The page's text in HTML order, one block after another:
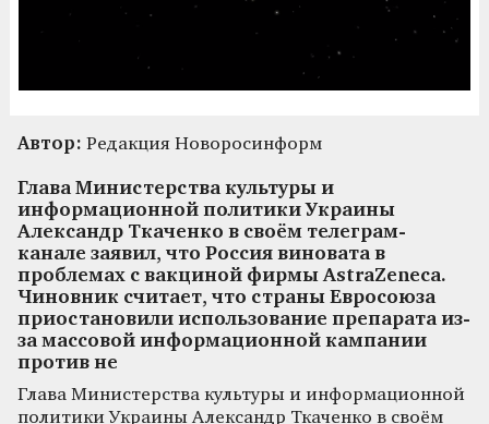
Автор: Редакция Новоросинформ
Глава Министерства культуры и
информационной политики Украины
Александр Ткаченко в своём телеграм-
канале заявил, что Россия виновата в
проблемах с вакциной фирмы AstraZeneca.
Чиновник считает, что страны Евросоюза
приостановили использование препарата из-
за массовой информационной кампании
против не
Глава Министерства культуры и информационной
политики Украины Александр Ткаченко в своём